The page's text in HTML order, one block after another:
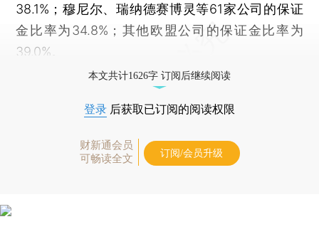
38.1%；穆尼尔、瑞纳德赛博灵等61家公司的保证
金比率为34.8%；其他欧盟公司的保证金比率为
39.0%。
本文共计1626字 订阅后继续阅读
登录 后获取已订阅的阅读权限
财新通会员
可畅读全文
订阅/会员升级